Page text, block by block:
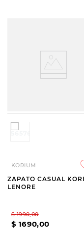
KORIUM
ZAPATO CASUAL
LENORE
$ 1990,00
$ 1690,00